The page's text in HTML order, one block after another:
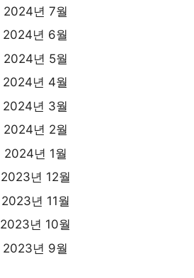
2024년 7월
2024년 6월
2024년 5월
2024년 4월
2024년 3월
2024년 2월
2024년 1월
2023년 12월
2023년 11월
2023년 10월
2023년 9월